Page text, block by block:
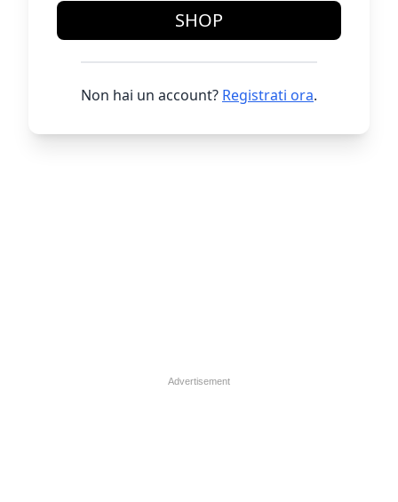
SHOP
Non hai un account? Registrati ora.